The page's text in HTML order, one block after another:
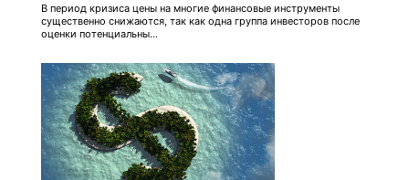
В период кризиса цены на многие финансовые инструменты
существенно снижаются, так как одна группа инвесторов после
оценки потенциальны...